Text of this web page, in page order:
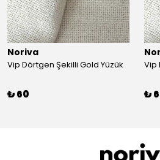
Noriva
Vip Dörtgen Şekilli Gold Yüzük
₺ 60
Vip
₺